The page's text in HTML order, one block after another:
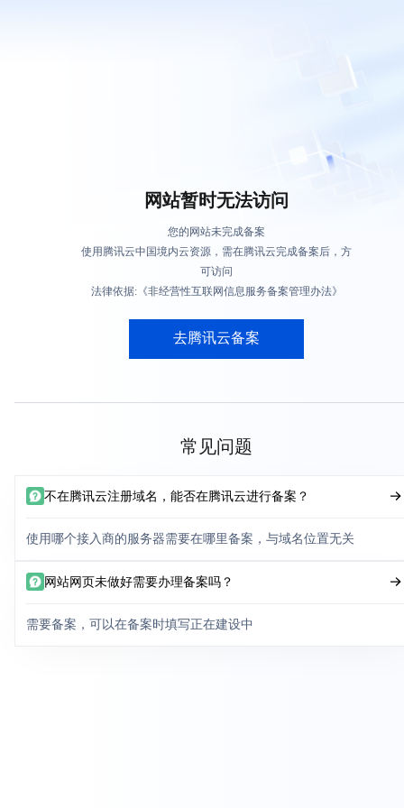
网站暂时无法访问
您的网站未完成备案
使用腾讯云中国境内云资源，需在腾讯云完成备案后，方
可访问
法律依据:《非经营性互联网信息服务备案管理办法》
去腾讯云备案
常见问题
不在腾讯云注册域名，能否在腾讯云进行备案？
使用哪个接入商的服务器需要在哪里备案，与域名位置无关
网站网页未做好需要办理备案吗？
需要备案，可以在备案时填写正在建设中